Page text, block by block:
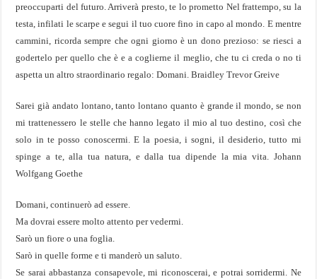
preoccuparti del futuro. Arriverà presto, te lo prometto Nel frattempo, su la
testa, infilati le scarpe e segui il tuo cuore fino in capo al mondo. E mentre
cammini, ricorda sempre che ogni giorno è un dono prezioso: se riesci a
godertelo per quello che è e a coglierne il meglio, che tu ci creda o no ti
aspetta un altro straordinario regalo: Domani. Braidley Trevor Greive
Sarei già andato lontano, tanto lontano quanto è grande il mondo, se non
mi trattenessero le stelle che hanno legato il mio al tuo destino, così che
solo in te posso conoscermi. E la poesia, i sogni, il desiderio, tutto mi
spinge a te, alla tua natura, e dalla tua dipende la mia vita. Johann
Wolfgang Goethe
Domani, continuerò ad essere.
Ma dovrai essere molto attento per vedermi.
Sarò un fiore o una foglia.
Sarò in quelle forme e ti manderò un saluto.
Se sarai abbastanza consapevole, mi riconoscerai, e potrai sorridermi. Ne